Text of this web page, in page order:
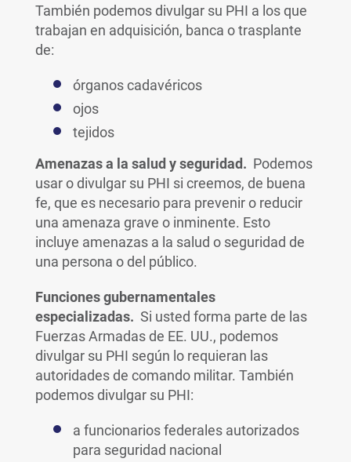
También podemos divulgar su PHI a los que
trabajan en adquisición, banca o trasplante
de:
órganos cadavéricos
ojos
tejidos
Amenazas a la salud y seguridad. Podemos
usar o divulgar su PHI si creemos, de buena
fe, que es necesario para prevenir o reducir
una amenaza grave o inminente. Esto
incluye amenazas a la salud o seguridad de
una persona o del público.
Funciones gubernamentales
especializadas. Si usted forma parte de las
Fuerzas Armadas de EE. UU., podemos
divulgar su PHI según lo requieran las
autoridades de comando militar. También
podemos divulgar su PHI:
a funcionarios federales autorizados
para seguridad nacional